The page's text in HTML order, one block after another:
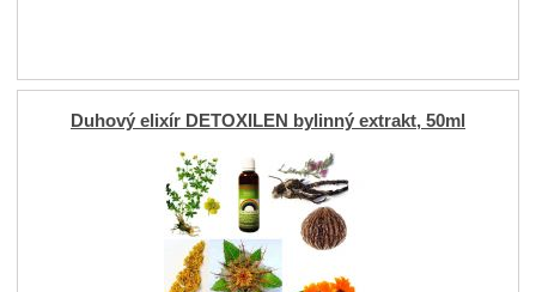
Duhový elixír DETOXILEN bylinný extrakt, 50ml